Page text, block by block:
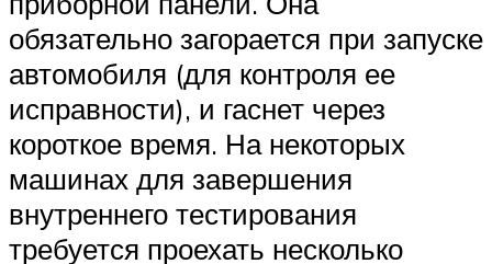
обязательно загорается при запуске
автомобиля (для контроля ее
исправности), и гаснет через
короткое время. На некоторых
машинах для завершения
внутреннего тестирования
требуется проехать несколько